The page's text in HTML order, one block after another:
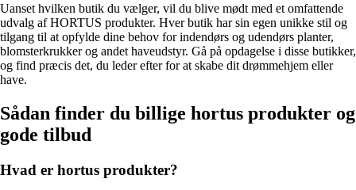
Uanset hvilken butik du vælger, vil du blive mødt med et omfattende
udvalg af HORTUS produkter. Hver butik har sin egen unikke stil og
tilgang til at opfylde dine behov for indendørs og udendørs planter,
blomsterkrukker og andet haveudstyr. Gå på opdagelse i disse butikker,
og find præcis det, du leder efter for at skabe dit drømmehjem eller
have.
Sådan finder du billige hortus produkter og
gode tilbud
Hvad er hortus produkter?